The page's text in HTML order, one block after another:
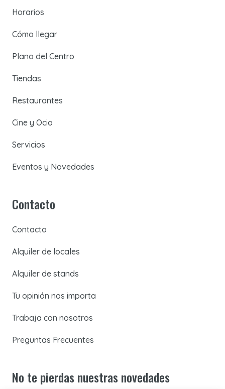
Horarios
Cómo llegar
Plano del Centro
Tiendas
Restaurantes
Cine y Ocio
Servicios
Eventos y Novedades
Contacto
Contacto
Alquiler de locales
Alquiler de stands
Tu opinión nos importa
Trabaja con nosotros
Preguntas Frecuentes
No te pierdas nuestras novedades